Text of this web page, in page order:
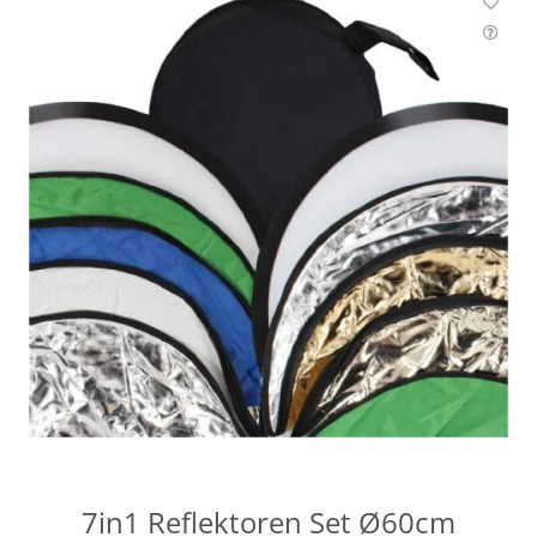
7in1 Reflektoren Set Ø60cm